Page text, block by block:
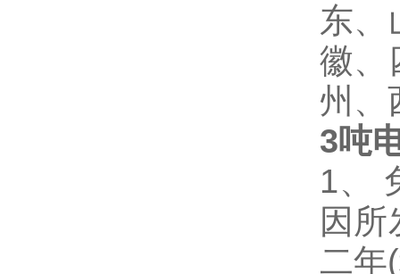
东、
徽、
州、
3吨
1、
因
二年